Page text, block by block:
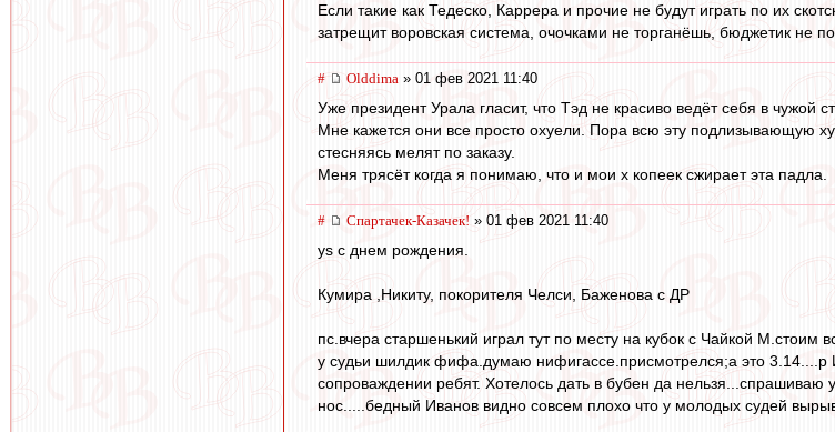
Если такие как Тедеско, Каррера и прочие не будут играть по их
затрещит воровская система, очочками не торганёшь, бюджетик не
# Olddima » 01 фев 2021 11:40
Уже президент Урала гласит, что Тэд не красиво ведёт себя в чужой
Мне кажется они все просто охуели. Пора всю эту подлизывающую
стесняясь мелят по заказу.
Меня трясёт когда я понимаю, что и мои х копеек сжирает эта падла.
# Спартачек-Казачек! » 01 фев 2021 11:40
ys с днем рождения.
Кумира ,Никиту, покорителя Челси, Баженова с ДР
пс.вчера старшенький играл тут по месту на кубок с Чайкой
у судьи шилдик фифа.думаю нифигассе.присмотрелся;а это
сопроваждении ребят. Хотелось дать в бубен да
нос.....бедный Иванов видно совсем плохо что у молодых судей